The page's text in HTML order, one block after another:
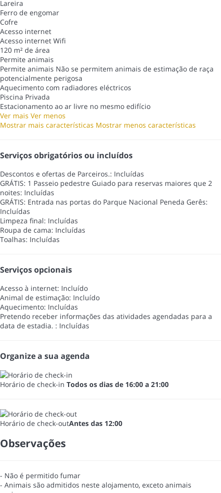
Lareira
Ferro de engomar
Cofre
Acesso internet
Acesso internet Wifi
120 m² de área
Permite animais
Permite animais Não se permitem animais de estimação de raça
potencialmente perigosa
Aquecimento com radiadores eléctricos
Piscina Privada
Estacionamento ao ar livre no mesmo edifício
Ver mais Ver menos
Mostrar mais características Mostrar menos características
Serviços obrigatórios ou incluídos
Descontos e ofertas de Parceiros.: Incluídas
GRÁTIS: 1 Passeio pedestre Guiado para reservas maiores que 2
noites: Incluídas
GRÁTIS: Entrada nas portas do Parque Nacional Peneda Gerês:
Incluídas
Limpeza final: Incluídas
Roupa de cama: Incluídas
Toalhas: Incluídas
Serviços opcionais
Acesso à internet: Incluído
Animal de estimação: Incluído
Aquecimento: Incluídas
Pretendo receber informações das atividades agendadas para a
data de estadia. : Incluídas
Organize a sua agenda
Horário de check-in Todos os dias de 16:00 a 21:00
Horário de check-outAntes das 12:00
Observações
- Não é permitido fumar
- Animais são admitidos neste alojamento, exceto animais